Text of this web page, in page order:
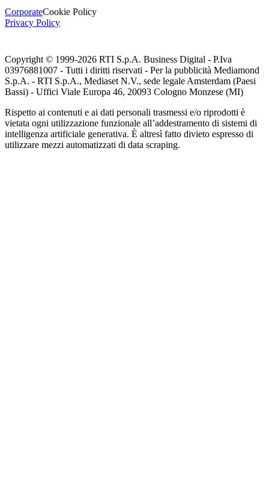
CorporateCookie Policy
Privacy Policy
Copyright © 1999-2026 RTI S.p.A. Business Digital - P.Iva
03976881007 - Tutti i diritti riservati - Per la pubblicità Mediamond
S.p.A. - RTI S.p.A., Mediaset N.V., sede legale Amsterdam (Paesi
Bassi) - Uffici Viale Europa 46, 20093 Cologno Monzese (MI)
Rispetto ai contenuti e ai dati personali trasmessi e/o riprodotti è
vietata ogni utilizzazione funzionale all’addestramento di sistemi di
intelligenza artificiale generativa. È altresì fatto divieto espresso di
utilizzare mezzi automatizzati di data scraping.